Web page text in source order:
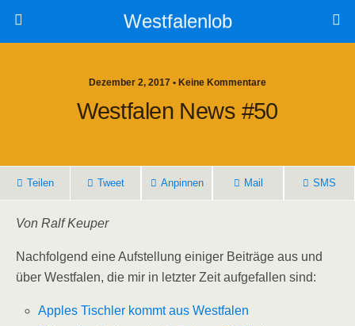
Westfalenlob
Dezember 2, 2017 • Keine Kommentare
Westfalen News #50
Teilen Tweet Anpinnen Mail SMS
Von Ralf Keuper
Nachfolgend eine Aufstellung einiger Beiträge aus und
über Westfalen, die mir in letzter Zeit aufgefallen sind:
Apples Tischler kommt aus Westfalen